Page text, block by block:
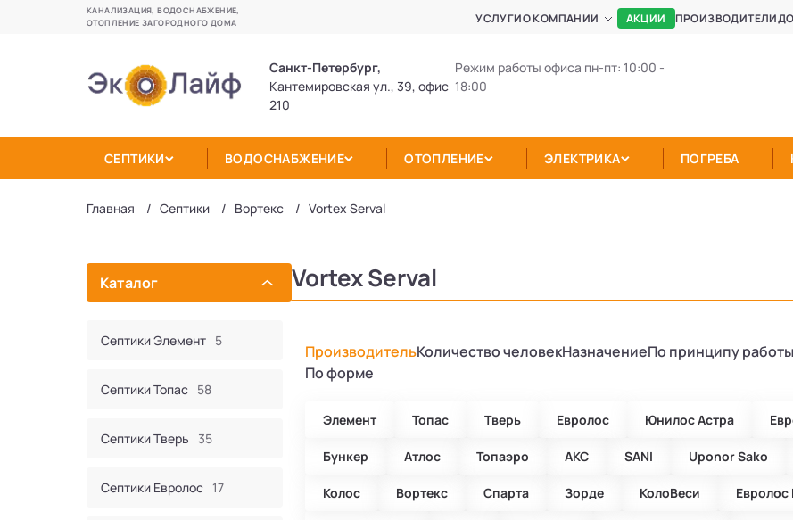
КАНАЛИЗАЦИЯ, ВОДОСНАБЖЕНИЕ,
ОТОПЛЕНИЕ ЗАГОРОДНОГО ДОМА
УСЛУГИО КОМПАНИИ АКЦИИ ПРОИЗВОДИТЕЛИ
Санкт-Петербург,
Кантемировская ул., 39, офис
210
Режим работы офиса пн-пт: 10:00 -
18:00
СЕПТИКИ ВОДОСНАБЖЕНИЕ ОТОПЛЕНИЕ ЭЛЕКТРИКА ПОГРЕБА
Главная Септики Вортекс Vortex Serval
Каталог
Септики Элемент 5
Септики Топас 58
Септики Тверь 35
Септики Евролос 17
Vortex Serval
ПроизводительКоличество человекНазначениеПо принципу работы
По форме
Элемент Топас Тверь Евролос Юнилос Астра
Бункер Атлос Топаэро АКС SANI Uponor Sako
Колос Вортекс Спарта Зорде КолоВеси